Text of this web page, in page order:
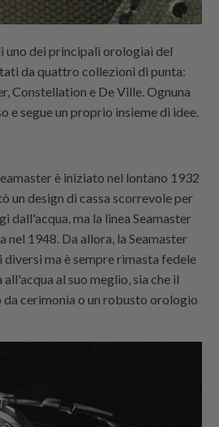
dei principali orologiai del
da quattro collezioni di punta:
Constellation e De Ville. Ognuna
e segue un proprio insieme di idee.
è iniziato nel lontano 1932
un design di cassa scorrevole per
dall'acqua, ma la linea Seamaster
1948. Da allora, la Seamaster
ma è sempre rimasta fedele
al suo meglio, sia che il
cerimonia o un robusto orologio